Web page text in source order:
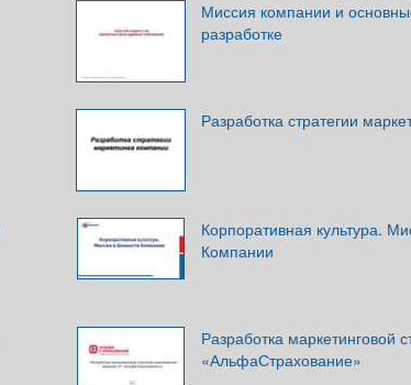
Миссия компании и
разработке
Разработка стратегии
Корпоративная культура.
Компании
Разработка маркетинговой
«АльфаСтрахование»